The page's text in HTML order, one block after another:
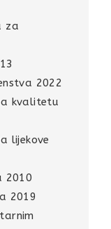
za
2022
kvalitetu
lijekove
2010
2019